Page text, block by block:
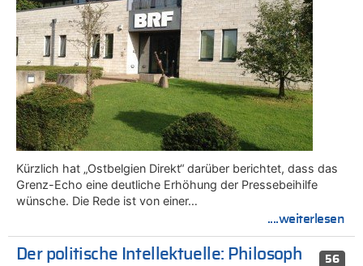
Kürzlich hat „Ostbelgien Direkt“ darüber berichtet, dass das
Grenz-Echo eine deutliche Erhöhung der Pressebeihilfe
wünsche. Die Rede ist von einer…
....weiterlesen
56
Der politische Intellektuelle: Philosoph